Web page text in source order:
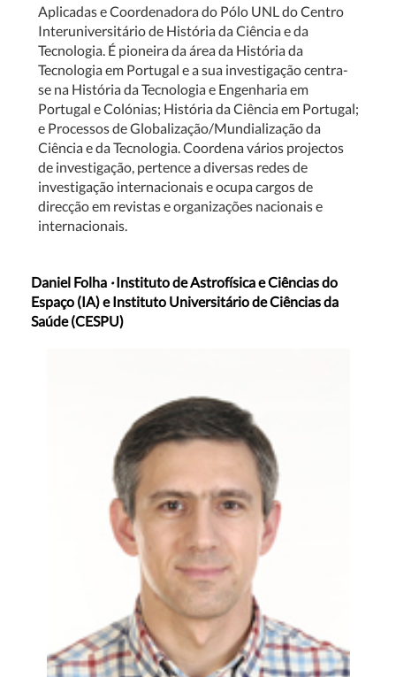
Aplicadas e Coordenadora do Pólo UNL do Centro
Interuniversitário de História da Ciência e da
Tecnologia. É pioneira da área da História da
Tecnologia em Portugal e a sua investigação centra-
se na História da Tecnologia e Engenharia em
Portugal e Colónias; História da Ciência em Portugal;
e Processos de Globalização/Mundialização da
Ciência e da Tecnologia. Coordena vários projectos
de investigação, pertence a diversas redes de
investigação internacionais e ocupa cargos de
direcção em revistas e organizações nacionais e
internacionais.
Daniel Folha ·Instituto de Astrofísica e Ciências do
Espaço (IA) e Instituto Universitário de Ciências da
Saúde (CESPU)